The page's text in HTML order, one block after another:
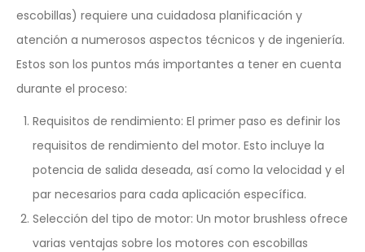
escobillas) requiere una cuidadosa planificación y
atención a numerosos aspectos técnicos y de ingeniería.
Estos son los puntos más importantes a tener en cuenta
durante el proceso:
Requisitos de rendimiento: El primer paso es definir los
requisitos de rendimiento del motor. Esto incluye la
potencia de salida deseada, así como la velocidad y el
par necesarios para cada aplicación específica.
Selección del tipo de motor: Un motor brushless ofrece
varias ventajas sobre los motores con escobillas